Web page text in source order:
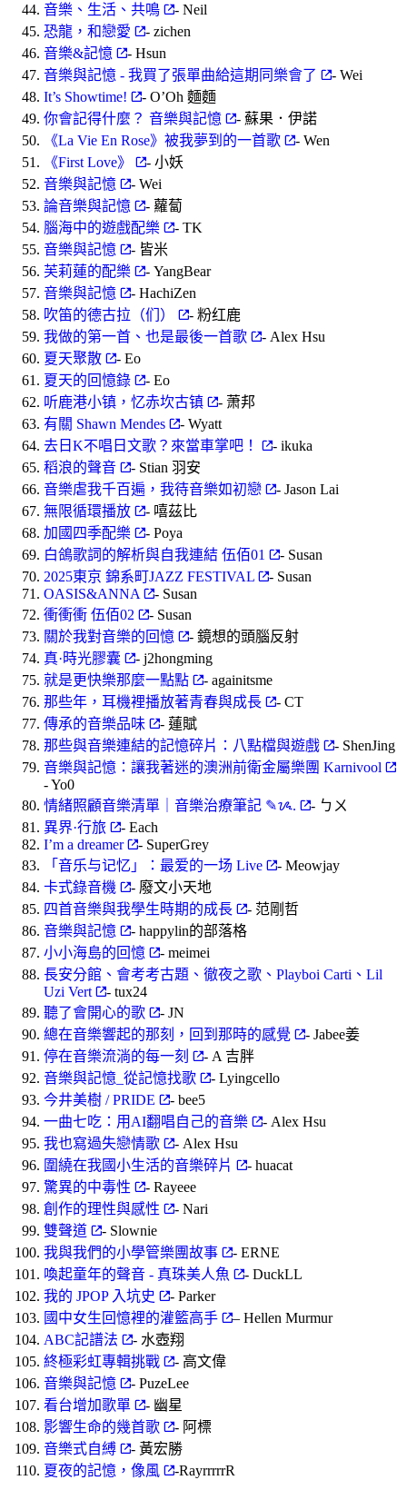
音樂、生活、共鳴
- Neil
恐龍，和戀愛
- zichen
音樂&記憶
- Hsun
音樂與記憶 - 我買了張單曲給這期同樂會了
- Wei
It’s Showtime!
- O’Oh 麵麵
你會記得什麼？ 音樂與記憶
- 蘇果．伊諾
《La Vie En Rose》被我夢到的一首歌
- Wen
《First Love》
- 小妖
音樂與記憶
- Wei
論音樂與記憶
- 蘿蔔
腦海中的遊戲配樂
- TK
音樂與記憶
- 皆米
芙莉蓮的配樂
- YangBear
音樂與記憶
- HachiZen
吹笛的德古拉（们）
- 粉红鹿
我做的第一首、也是最後一首歌
- Alex Hsu
夏天聚散
- Eo
夏天的回憶錄
- Eo
听鹿港小镇，忆赤坎古镇
- 萧邦
有關 Shawn Mendes
- Wyatt
去日K不唱日文歌？來當車掌吧！
- ikuka
稻浪的聲音
- Stian 羽安
音樂虐我千百遍，我待音樂如初戀
- Jason Lai
無限循環播放
- 嘻茲比
加國四季配樂
- Poya
白鴿歌詞的解析與自我連結 伍佰01
- Susan
2025東京 錦系町JAZZ FESTIVAL
- Susan
OASIS&ANNA
- Susan
衝衝衝 伍佰02
- Susan
關於我對音樂的回憶
- 鏡想的頭腦反射
真·時光膠囊
- j2hongming
就是更快樂那麼一點點
- againitsme
那些年，耳機裡播放著青春與成長
- CT
傳承的音樂品味
- 蓮賦
那些與音樂連結的記憶碎片：八點檔與遊戲
- ShenJing
音樂與記憶：讓我著迷的澳洲前衛金屬樂團 Karnivool
- Yo0
情緒照顧音樂清單｜音樂治療筆記 ✎ᝰ.
- ㄅㄨ
異界·行旅
- Each
I’m a dreamer
- SuperGrey
「音乐与记忆」：最爱的一场 Live
- Meowjay
卡式錄音機
- 廢文小天地
四首音樂與我學生時期的成長
- 范剛哲
音樂與記憶
- happylin的部落格
小小海島的回憶
- meimei
長安分館、會考考古題、徹夜之歌、Playboi Carti、Lil
Uzi Vert
- tux24
聽了會開心的歌
- JN
總在音樂響起的那刻，回到那時的感覺
- Jabee姜
停在音樂流淌的每一刻
- A 吉胖
音樂與記憶_從記憶找歌
- Lyingcello
今井美樹 / PRIDE
- bee5
一曲七吃：用AI翻唱自己的音樂
- Alex Hsu
我也寫過失戀情歌
- Alex Hsu
圍繞在我國小生活的音樂碎片
- huacat
驚異的中毒性
- Rayeee
創作的理性與感性
- Nari
雙聲道
- Slownie
我與我們的小學管樂團故事
- ERNE
喚起童年的聲音 - 真珠美人魚
- DuckLL
我的 JPOP 入坑史
- Parker
國中女生回憶裡的灌籃高手
– Hellen Murmur
ABC記譜法
- 水壺翔
終極彩虹專輯挑戰
- 高文偉
音樂與記憶
- PuzeLee
看台增加歌單
- 幽星
影響生命的幾首歌
- 阿標
⾳樂式⾃縛
- 黃宏勝
夏夜的記憶，像風
-RayrrrrrR